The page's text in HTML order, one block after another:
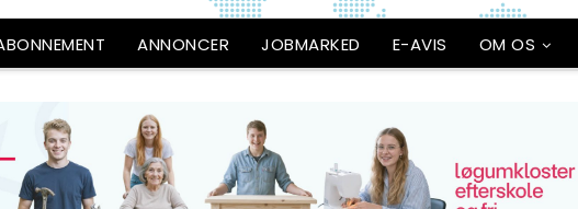
ANNONCER JOBMARKED E-AVIS OM OS